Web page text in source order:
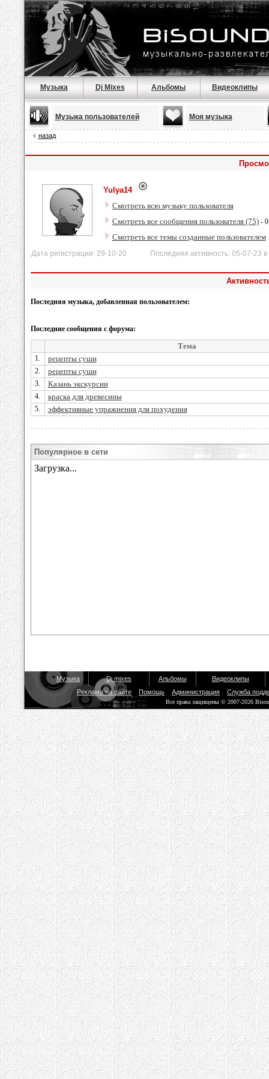
Музыка Dj Mixes Альбомы Видеоклипы
Музыка пользователей Моя музыка
назад
Yulya14
Смотреть всю музыку пользователя
Смотреть все сообщения пользователя (75)-
Смотреть все темы созданные пользователем
Дата регистрации: 29-10-20 Последняя активность: 05-07-23 в
Последняя музыка, добавленная пользователем:
Последние сообщения с форума:
Тема
1. рецепты суши
2. рецепты суши
3. Казань экскурсии
4. краска для древесины
5. эффективные упражнения для похудения
Популярное в сети
Музыка Dj mixes Альбомы
Видеоклипы
Реклама на сайте
Помощь Администрация Служба
Все права защищены © 2007-2026